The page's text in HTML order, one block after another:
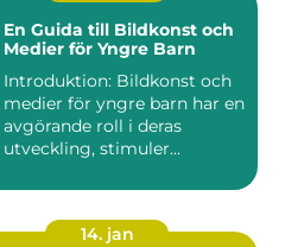
En Guida till Bildkonst och
Medier för Yngre Barn
Introduktion: Bildkonst och
medier för yngre barn har en
avgörande roll i deras
utveckling, stimuler...
14. jan